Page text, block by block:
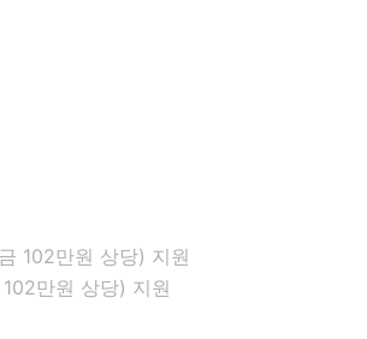
만원 상당) 지원